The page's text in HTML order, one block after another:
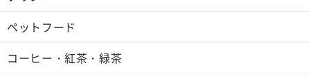
ペットフード
コーヒー・紅茶・緑茶